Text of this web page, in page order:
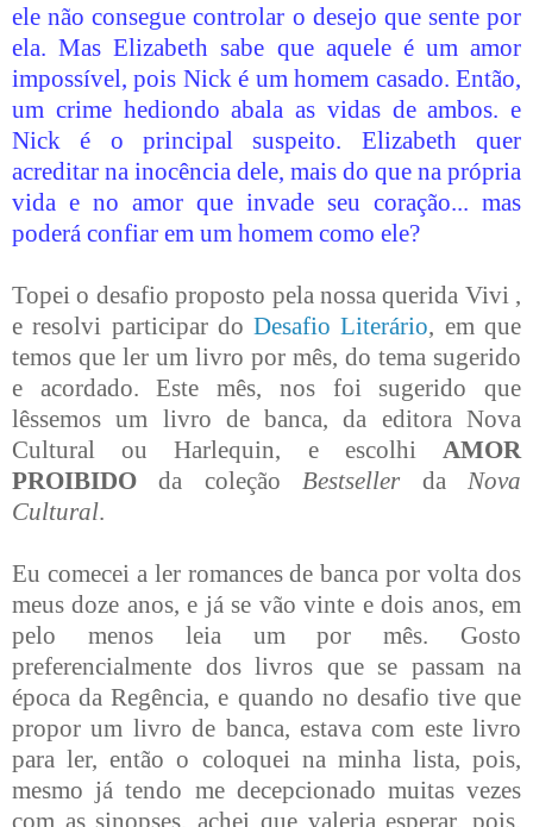
ele não consegue controlar o desejo que sente por
ela. Mas Elizabeth sabe que aquele é um amor
impossível, pois Nick é um homem casado. Então,
um crime hediondo abala as vidas de ambos. e
Nick é o principal suspeito. Elizabeth quer
acreditar na inocência dele, mais do que na própria
vida e no amor que invade seu coração... mas
poderá confiar em um homem como ele?
Topei o desafio proposto pela nossa querida Vivi ,
e resolvi participar doDesafio Literário, em que
temos que ler um livro por mês, do tema sugerido
e acordado. Este mês, nos foi sugerido que
lêssemos um livro de banca, da editora Nova
Cultural ou Harlequin, e escolhi AMOR
PROIBIDO da coleção Bestseller da Nova
Cultural.
Eu comecei a ler romances de banca por volta dos
meus doze anos, e já se vão vinte e dois anos, em
pelo menos leia um por mês. Gosto
preferencialmente dos livros que se passam na
época da Regência, e quando no desafio tive que
propor um livro de banca, estava com este livro
para ler, então o coloquei na minha lista, pois,
mesmo já tendo me decepcionado muitas vezes
com as sinopses, achei que valeria esperar, pois,